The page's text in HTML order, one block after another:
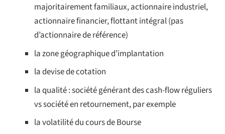
majoritairement familiaux, actionnaire industriel,
actionnaire financier, flottant intégral (pas
d’actionnaire de référence)
la zone géographique d’implantation
la devise de cotation
la qualité : société générant des cash-flow réguliers
vs société en retournement, par exemple
la volatilité du cours de Bourse